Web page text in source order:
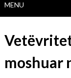
MENU
moshuar